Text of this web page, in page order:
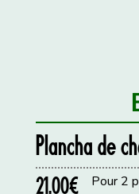
Plancha de
21.00€ Pour 2